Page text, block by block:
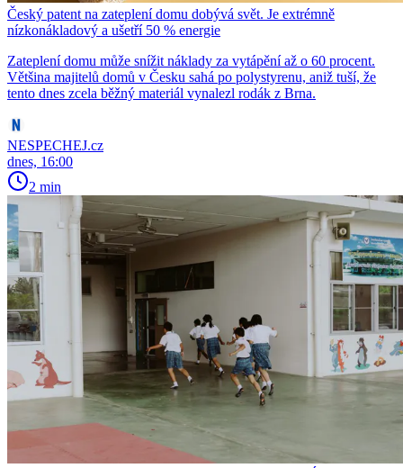
Český patent na zateplení domu dobývá svět. Je extrémně
nízkonákladový a ušetří 50 % energie
Zateplení domu může snížit náklady za vytápění až o 60 procent.
Většina majitelů domů v Česku sahá po polystyrenu, aniž tuší, že
tento dnes zcela běžný materiál vynalezl rodák z Brna.
NESPECHEJ.cz
dnes, 16:00
2 min